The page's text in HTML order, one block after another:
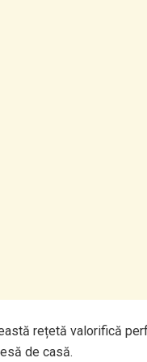
rețetă valorifică
de casă.